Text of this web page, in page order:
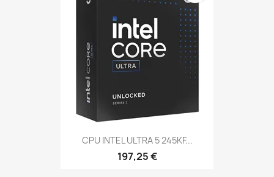
CPU INTEL ULTRA 5 245KF...
197,25 €